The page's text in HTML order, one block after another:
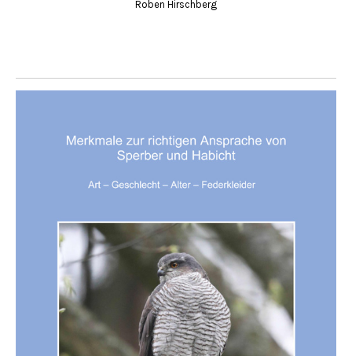
Roben Hirschberg